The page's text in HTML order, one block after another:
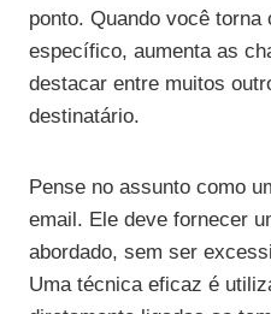
ponto. Quando você
específico, aumenta as
destacar entre muitos
destinatário.
Pense no assunto como
email. Ele deve fornecer
abordado, sem ser
Uma técnica eficaz é